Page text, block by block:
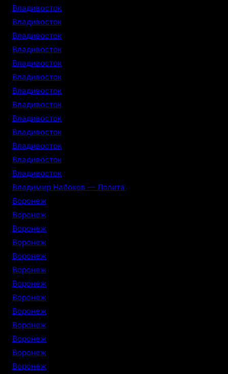
Владивосток
Владивосток
Владивосток
Владивосток
Владивосток
Владивосток
Владивосток
Владивосток
Владивосток
Владивосток
Владивосток
Владивосток
Владивосток
Владимир Набоков — Лолита
Воронеж
Воронеж
Воронеж
Воронеж
Воронеж
Воронеж
Воронеж
Воронеж
Воронеж
Воронеж
Воронеж
Воронеж
Воронеж